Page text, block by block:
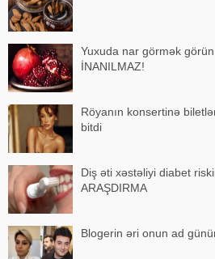
Yuxuda nar görmək
İNANILMAZ!
Röyanın konsertinə
bitdi
Diş əti xəstəliyi diabet
ARAŞDIRMA
Blogerin əri onun ad